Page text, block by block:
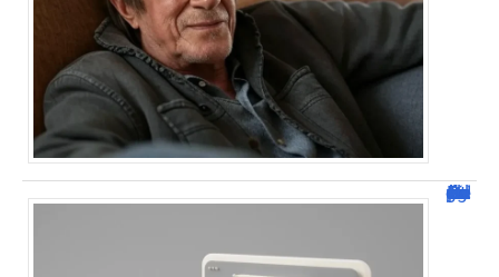
Dafont Police : guide complet pour télécharger !